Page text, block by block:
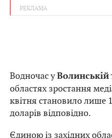
Водночас уВолинській
областях зростання
квітня становило лише
доларів відповідно.
Єдиною із західних